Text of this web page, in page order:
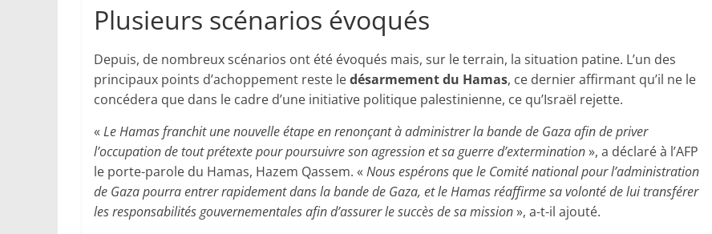
Plusieurs scénarios évoqués
Depuis, de nombreux scénarios ont été évoqués mais, sur le terrain, la situation patine. L’un des
principaux points d’achoppement reste ledésarmement du Hamas, ce dernier affirmant qu’il ne le
concédera que dans le cadre d’une initiative politique palestinienne, ce qu’Israël rejette.
« Le Hamas franchit une nouvelle étape en renonçant à administrer la bande de Gaza afin de priver
l’occupation de tout prétexte pour poursuivre son agression et sa guerre d’extermination», a déclaré à l’AFP
le porte-parole du Hamas, Hazem Qassem. « Nous espérons que le Comité national pour l’administration
de Gaza pourra entrer rapidement dans la bande de Gaza, et le Hamas réaffirme sa volonté de lui transférer
les responsabilités gouvernementales afin d’assurer le succès de sa mission», a-t-il ajouté.